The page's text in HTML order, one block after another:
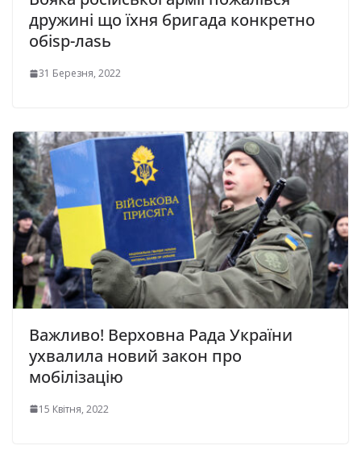
дружині що їхня бригада конкретно
обіsр-лаsь
31 Березня, 2022
Важливо! Верховна Рада України
ухвалила новий закон про
мобілізацію
15 Квітня, 2022